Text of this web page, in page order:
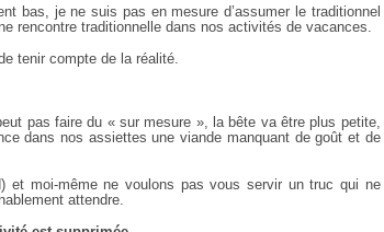
bas, je ne suis pas en mesure d’assumer le traditionnel
rencontre traditionnelle dans nos activités de vacances.
tenir compte de la réalité.
pas faire du « sur mesure », la bête va être plus petite,
dans nos assiettes une viande manquant de goût et de
et moi-même ne voulons pas vous servir un truc qui ne
attendre.